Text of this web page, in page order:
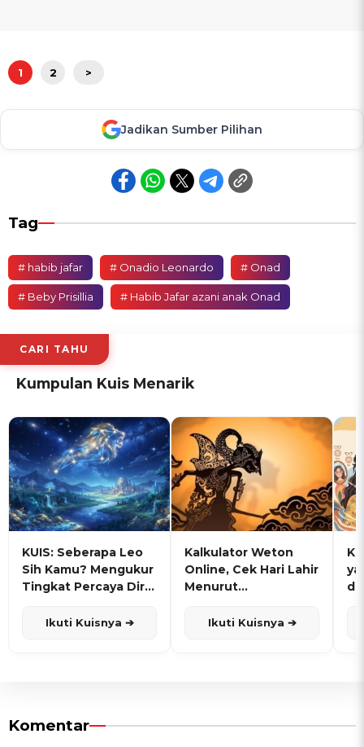
1 2 >
Jadikan Sumber Pilihan
Tag
# habib jafar # Onadio Leonardo # Onad
# Beby Prisillia # Habib Jafar azani anak Onad
CARI TAHU
Kumpulan Kuis Menarik
KUIS: Seberapa Leo
Sih Kamu? Mengukur
Tingkat Percaya Diri
Ikuti Kuisnya ➔
Kalkulator Weton
Online, Cek Hari Lahir
Menurut
Ikuti Kuisnya ➔
Komentar